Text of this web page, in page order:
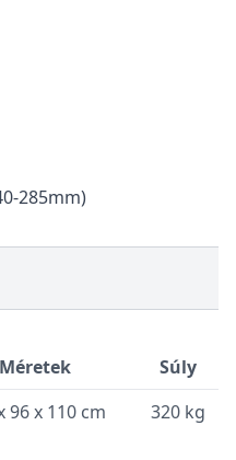
285mm)
Méretek
Súly
96 x 110 cm 320 kg